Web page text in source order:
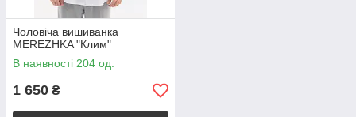
Чоловіча вишиванка
MEREZHKA "Клим"
В наявності 204 од.
1 650 ₴